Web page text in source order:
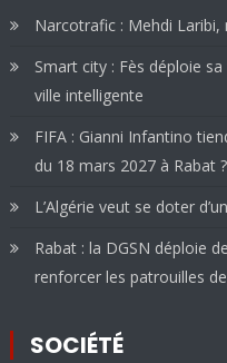
Narcotrafic : Mehdi
Smart city : Fès déploie
ville intelligente
FIFA : Gianni Infantino
du 18 mars 2027 à Rabat ?
L’Algérie veut se doter
Rabat : la DGSN déploie
renforcer les patrouilles
SOCIÉTÉ